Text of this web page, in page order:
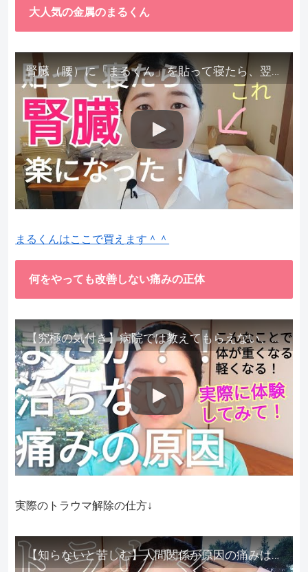
大人気の金属のまるくん
腎臓（腰）に「まるくん」を貼って寝たら、翌朝めちゃ楽でびっくりしました。腎臓叩いても痛くない！【お客様の声を試してみた】
まるくんはここで買えます＾＾
何をやっても改善しない痛みの正体
【究極の気付き】病院では教えてもらえない、その長年悩んできた痛み、症状、どうして治らないのか？痛みの正体、実際に今すぐ試して知ってほしい。
実際のトラウマ解除の仕方↓
【知らないと苦しむ】人間関係が原因の痛みはトラウマ解除が必須。病院に行っても原因不明で治らない不調はこれをしてからケアしてみてください。